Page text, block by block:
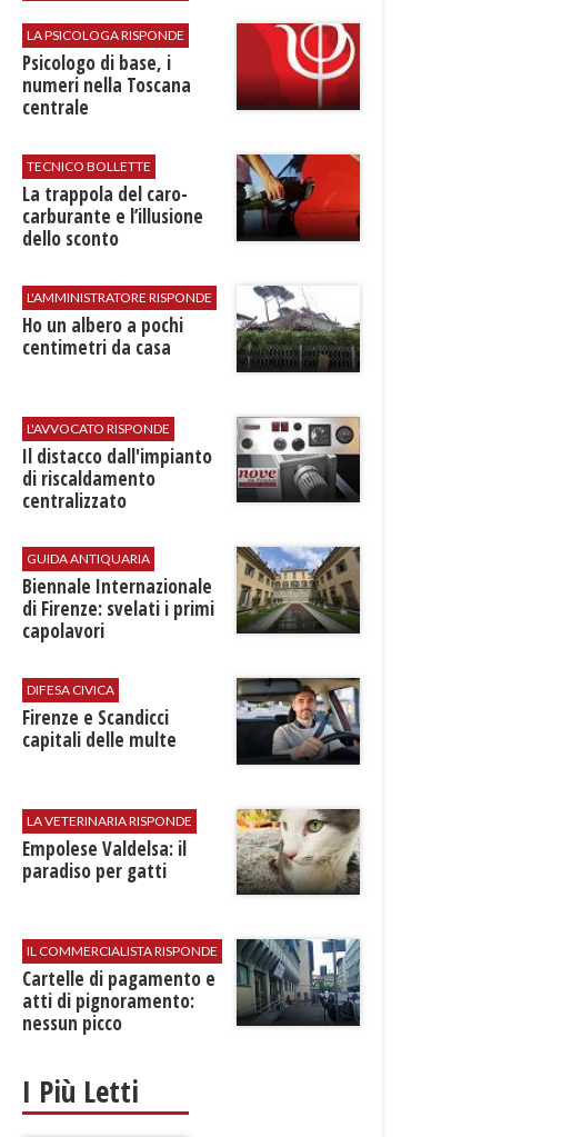
LA PSICOLOGA RISPONDE
Psicologo di base, i
numeri nella Toscana
centrale
TECNICO BOLLETTE
​La trappola del caro-
carburante e l’illusione
dello sconto
L'AMMINISTRATORE RISPONDE
Ho un albero a pochi
centimetri da casa
L'AVVOCATO RISPONDE
Il distacco dall'impianto
di riscaldamento
centralizzato
GUIDA ANTIQUARIA
Biennale Internazionale
di Firenze: svelati i primi
capolavori
DIFESA CIVICA
Firenze e Scandicci
capitali delle multe
LA VETERINARIA RISPONDE
Empolese Valdelsa: il
paradiso per gatti
IL COMMERCIALISTA RISPONDE
Cartelle di pagamento e
atti di pignoramento:
nessun picco
I Più Letti